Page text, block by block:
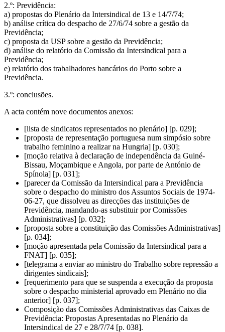
2.º: Previdência:
a) propostas do Plenário da Intersindical de 13 e 14/7/74;
b) análise crítica do despacho de 27/6/74 sobre a gestão da
Previdência;
c) proposta da USP sobre a gestão da Previdência;
d) análise do relatório da Comissão da Intersindical para a
Previdência;
e) relatório dos trabalhadores bancários do Porto sobre a
Previdência.
3.º: conclusões.
A acta contém nove documentos anexos:
[lista de sindicatos representados no plenário] [p. 029];
[proposta de representação portuguesa num simpósio sobre
trabalho feminino a realizar na Hungria] [p. 030];
[moção relativa à declaração de independência da Guiné-
Bissau, Moçambique e Angola, por parte de António de
Spínola] [p. 031];
[parecer da Comissão da Intersindical para a Previdência
sobre o despacho do ministro dos Assuntos Sociais de 1974-
06-27, que dissolveu as direcções das instituições de
Previdência, mandando-as substituir por Comissões
Administrativas] [p. 032];
[proposta sobre a constituição das Comissões Administrativas]
[p. 034];
[moção apresentada pela Comissão da Intersindical para a
FNAT] [p. 035];
[telegrama a enviar ao ministro do Trabalho sobre repressão a
dirigentes sindicais];
[requerimento para que se suspenda a execução da proposta
sobre o despacho ministerial aprovado em Plenário no dia
anterior] [p. 037];
Composição das Comissões Administrativas das Caixas de
Previdência: Propostas Apresentadas no Plenário da
Intersindical de 27 e 28/7/74 [p. 038].